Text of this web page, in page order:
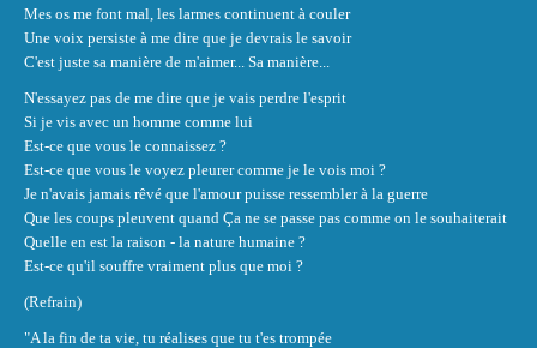
Mes os me font mal, les larmes continuent à couler
Une voix persiste à me dire que je devrais le savoir
C'est juste sa manière de m'aimer... Sa manière...
N'essayez pas de me dire que je vais perdre l'esprit
Si je vis avec un homme comme lui
Est-ce que vous le connaissez ?
Est-ce que vous le voyez pleurer comme je le vois moi ?
Je n'avais jamais rêvé que l'amour puisse ressembler à la guerre
Que les coups pleuvent quand Ça ne se passe pas comme on le souhaiterait
Quelle en est la raison - la nature humaine ?
Est-ce qu'il souffre vraiment plus que moi ?
(Refrain)
"A la fin de ta vie, tu réalises que tu t'es trompée